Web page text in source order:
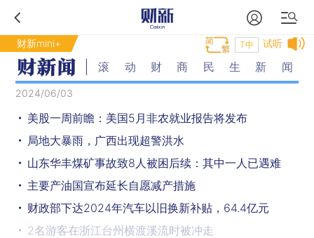
财新mini+ 试听
T中
滚动财商民生新闻
2024/06/03
美股一周前瞻：美国5月非农就业报告将发布
局地大暴雨，广西出现超警洪水
山东华丰煤矿事故致8人被困后续：其中一人已遇难
主要产油国宣布延长自愿减产措施
财政部下达2024年汽车以旧换新补贴，64.4亿元
2名游客在浙江台州横渡溪流时被冲走